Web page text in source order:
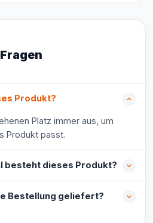
Produkt?
Platz immer aus, um
Produkt passt.
besteht dieses Produkt?
Bestellung geliefert?